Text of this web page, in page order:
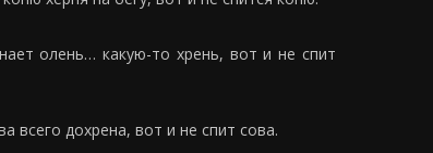
олень… какую-то хрень, вот и не спит
всего дохрена, вот и не спит сова.